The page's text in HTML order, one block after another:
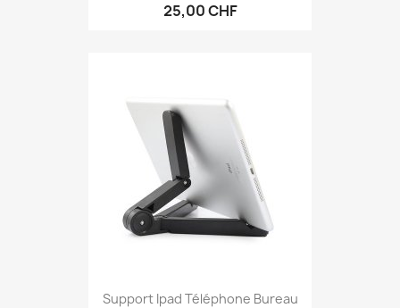
25,00 CHF
Support Ipad Téléphone Bureau